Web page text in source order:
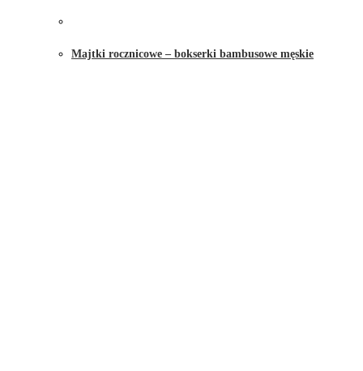
Majtki rocznicowe – bokserki bambusowe męskie